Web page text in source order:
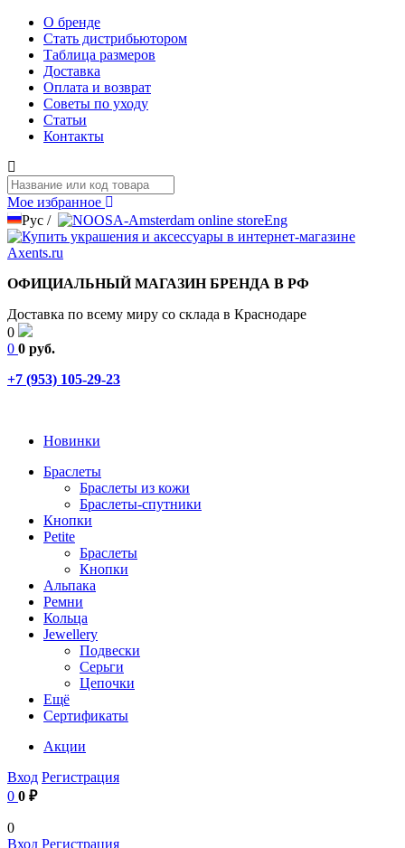
О бренде
Стать дистрибьютором
Таблица размеров
Доставка
Оплата и возврат
Советы по уходу
Статьи
Контакты
Мое избранное
Рус / Eng
ОФИЦИАЛЬНЫЙ МАГАЗИН БРЕНДА В РФ
Доставка по всему миру со склада в Краснодаре
0
0 0 руб.
+7 (953) 105-29-23
Новинки
Браслеты
Браслеты из кожи
Браслеты-спутники
Кнопки
Petite
Браслеты
Кнопки
Альпака
Ремни
Кольца
Jewellery
Подвески
Серьги
Цепочки
Ещё
Сертификаты
Акции
Вход Регистрация
0 0 ₽
0
Вход Регистрация